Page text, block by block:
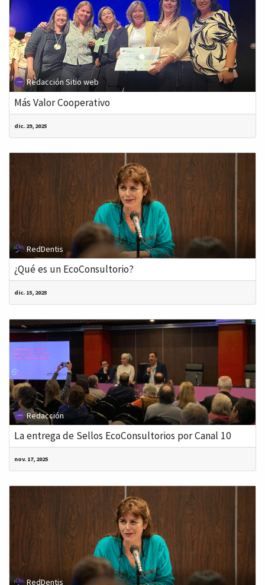
Redacción Sitio web
Más Valor Cooperativo
dic. 29, 2025
RedDentis
¿Qué es un EcoConsultorio?
dic. 15, 2025
Redacción
La entrega de Sellos EcoConsultorios por Canal 10
nov. 17, 2025
RedDentis